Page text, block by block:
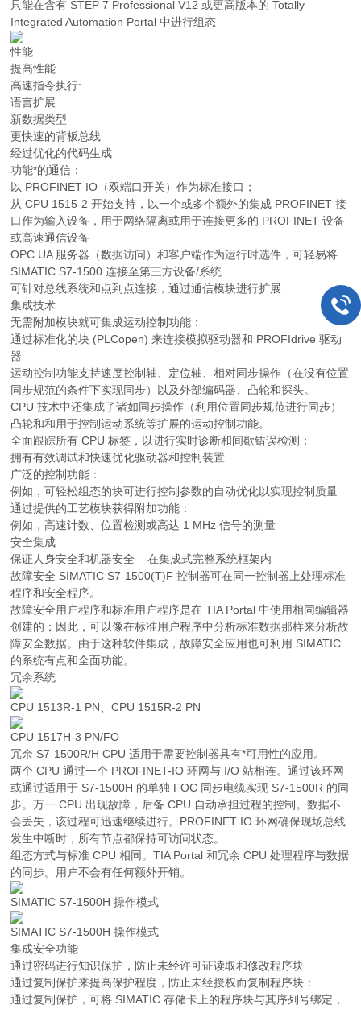
只能在含有 STEP 7 Professional V12 或更高版本的 Totally
Integrated Automation Portal 中进行组态
性能
提高性能
高速指令执行:
语言扩展
新数据类型
更快速的背板总线
经过优化的代码生成
功能*的通信：
以 PROFINET IO（双端口开关）作为标准接口；
从 CPU 1515-2 开始支持，以一个或多个额外的集成 PROFINET 接
口作为输入设备，用于网络隔离或用于连接更多的 PROFINET 设备
或高速通信设备
OPC UA 服务器（数据访问）和客户端作为运行时选件，可轻易将
SIMATIC S7-1500 连接至第三方设备/系统
可针对总线系统和点到点连接，通过通信模块进行扩展
集成技术
无需附加模块就可集成运动控制功能：
通过标准化的块 (PLCopen) 来连接模拟驱动器和 PROFIdrive 驱动
器
运动控制功能支持速度控制轴、定位轴、相对同步操作（在没有位置
同步规范的条件下实现同步）以及外部编码器、凸轮和探头。
CPU 技术中还集成了诸如同步操作（利用位置同步规范进行同步）
凸轮和和用于控制运动系统等扩展的运动控制功能。
全面跟踪所有 CPU 标签，以进行实时诊断和间歇错误检测；
拥有有效调试和快速优化驱动器和控制装置
广泛的控制功能：
例如，可轻松组态的块可进行控制参数的自动优化以实现控制质量
通过提供的工艺模块获得附加功能：
例如，高速计数、位置检测或高达 1 MHz 信号的测量
安全集成
保证人身安全和机器安全 – 在集成式完整系统框架内
故障安全 SIMATIC S7-1500(T)F 控制器可在同一控制器上处理标准
程序和安全程序。
故障安全用户程序和标准用户程序是在 TIA Portal 中使用相同编辑器
创建的；因此，可以像在标准用户程序中分析标准数据那样来分析故
障安全数据。由于这种软件集成，故障安全应用也可利用 SIMATIC
的系统有点和全面功能。
冗余系统
CPU 1513R-1 PN、CPU 1515R-2 PN
CPU 1517H-3 PN/FO
冗余 S7-1500R/H CPU 适用于需要控制器具有*可用性的应用。
两个 CPU 通过一个 PROFINET-IO 环网与 I/O 站相连。通过该环网
或通过适用于 S7-1500H 的单独 FOC 同步电缆实现 S7-1500R 的同
步。万一 CPU 出现故障，后备 CPU 自动承担过程的控制。数据不
会丢失，该过程可迅速继续进行。PROFINET IO 环网确保现场总线
发生中断时，所有节点都保持可访问状态。
组态方式与标准 CPU 相同。TIA Portal 和冗余 CPU 处理程序与数据
的同步。用户不会有任何额外开销。
SIMATIC S7-1500H 操作模式
SIMATIC S7-1500H 操作模式
集成安全功能
通过密码进行知识保护，防止未经许可证读取和修改程序块
通过复制保护来提高保护程度，防止未经授权而复制程序块：
通过复制保护，可将 SIMATIC 存储卡上的程序块与其序列号绑定，